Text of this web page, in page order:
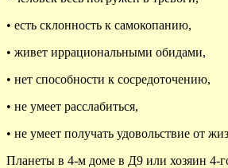
• есть склонность к самокопанию,
• живет иррациональными обидами,
• нет способности к сосредоточению,
• не умеет расслабиться,
• не умеет получать удовольствие от
Планеты в 4-м доме в Д9 или хозяин